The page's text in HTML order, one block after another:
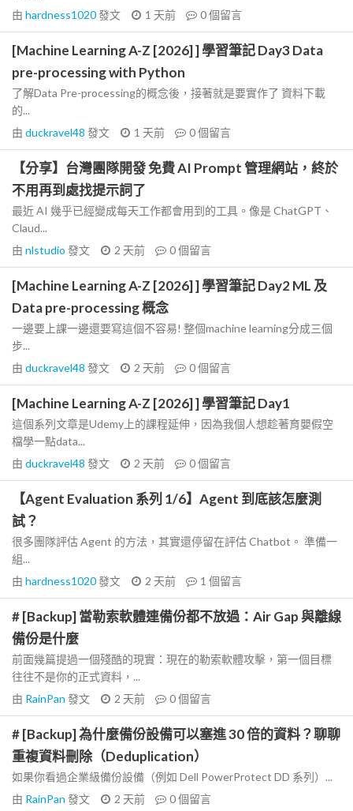
由 hardness1020發文 1 天前 0個留言
[Machine Learning A-Z [2026] ] 學習筆記 Day3 Data
pre-processing with Python
了解Data Pre-processing的概念後，接著就是要實作了 資料下載
的...
由 duckravel48 發文 1 天前 0個留言
【分享】台灣團隊開發 免費 AI Prompt 管理網站，終於
不用再到處找提示詞了
最近 AI 幾乎已經變成每天工作都會用到的工具。像是 ChatGPT、
Claud...
由 nlstudio 發文 2 天前 0個留言
[Machine Learning A-Z [2026] ] 學習筆記 Day2 ML 及
Data pre-processing 概念
一邊要上課一邊還要寫這個不容易! 整個machine learning分成三個
步...
由 duckravel48 發文 2 天前 0個留言
[Machine Learning A-Z [2026] ] 學習筆記 Day1
這個系列文章是Udemy上的課程延伸，因為我個人想趁著育嬰假空
檔學一點data...
由 duckravel48 發文 2 天前 0個留言
【Agent Evaluation 系列 1/6】Agent 到底該怎麼測
試？
很多團隊評估 Agent 的方法，其實還停留在評估 Chatbot。 準備一
組...
由 hardness1020發文 2 天前 1 個留言
# [Backup] 當勒索軟體連備份都不放過：Air Gap 與離線
備份是什麼
前面幾篇提過一個殘酷的現實：現在的勒索軟體攻擊，第一個目標
往往不是你的正式資料，...
由 RainPan 發文 2 天前 0個留言
# [Backup] 為什麼備份設備可以塞進 30 倍的資料？聊聊
重複資料刪除（Deduplication）
如果你看過企業級備份設備（例如 Dell PowerProtect DD 系列）...
由 RainPan 發文 2 天前 0個留言